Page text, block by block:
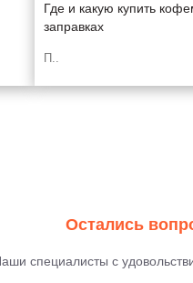
Где и какую купить
заправках
П..
Остались
специалисты с